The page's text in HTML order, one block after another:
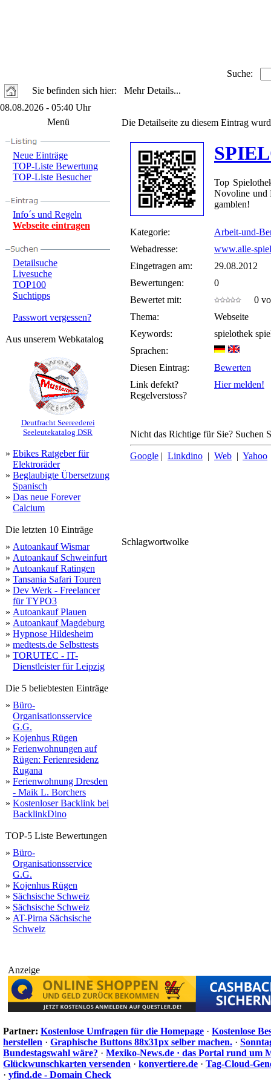
Suche:
Sie befinden sich hier: Mehr Details...
08.08.2026 - 05:40 Uhr
Menü
Neue Einträge
TOP-Liste Bewertung
TOP-Liste Besucher
Info´s und Regeln
Webseite eintragen
Detailsuche
Livesuche
TOP100
Suchtipps
Passwort vergessen?
Aus unserem Webkatalog
Deutfracht Seereederei
Seeleutekatalog DSR
» Ebikes Ratgeber für
Elektroräder
» Beglaubigte Übersetzung
Spanisch
» Das neue Forever
Calcium
Die letzten 10 Einträge
» Autoankauf Wismar
» Autoankauf Schweinfurt
» Autoankauf Ratingen
» Tansania Safari Touren
» Dev Werk - Freelancer
für TYPO3
» Autoankauf Plauen
» Autoankauf Magdeburg
» Hypnose Hildesheim
» medtests.de Selbsttests
» TORUTEC - IT-
Dienstleister für Leipzig
Die 5 beliebtesten Einträge
» Büro-
Organisationsservice
G.G.
» Kojenhus Rügen
» Ferienwohnungen auf
Rügen: Ferienresidenz
Rugana
» Ferienwohnung Dresden
- Maik L. Borchers
» Kostenloser Backlink bei
BacklinkDino
TOP-5 Liste Bewertungen
» Büro-
Organisationsservice
G.G.
» Kojenhus Rügen
» Sächsische Schweiz
» Sächsische Schweiz
» AT-Pirna Sächsische
Schweiz
Die Detailseite zu diesem Eintrag
Top
Novoline und
gamblen!
Kategorie:
Arbeit-und-
Webadresse:
www.alle-
Eingetragen am:
29.08.2012
Bewertungen:
0
Bewertet mit:
0
Thema:
Webseite
Keywords:
spielothek
Sprachen:
Diesen Eintrag:
Bewerten
Link defekt?
Regelverstoss?
Hier melden!
Nicht das Richtige für Sie? Suchen
Google | Linkdino | Web | Yahoo
Schlagwortwolke
repair
Anzeige
Partner: Kostenlose Umfragen für die Homepage · Kostenlose
herstellen · Graphische Buttons 88x31px selber machen. ·
Bundestagswahl wäre? · Mexiko-News.de · das Portal rund um
Glückwunschkarten versenden · konvertiere.de · Tag-Cloud-
· yfind.de - Domain Check